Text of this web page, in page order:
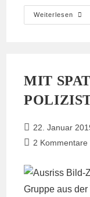
Weiterlesen
Zur
MIT
Beitrag
veröffentlicht:
22. Januar
Beitrags-
2 Kommentare